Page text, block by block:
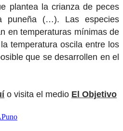
plantea la crianza de peces
puneña (…). Las especies
en temperaturas mínimas de
temperatura oscila entre los
que se desarrollen en el
o visita el medio El Objetivo
Puno